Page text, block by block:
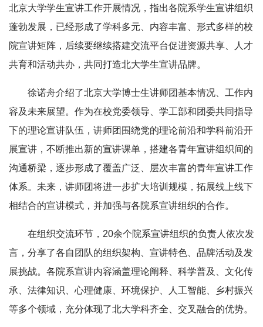
北京大学学生宣讲工作开展情况，指出各院系学生宣讲组织
蓬勃发展，已经形成了学科多元、内容丰富、形式多样的校
院宣讲矩阵，后续要继续搭建交流平台促进资源共享、人才
共育和活动共办，共同打造北大学生宣讲品牌。
徐诺舟介绍了北京大学博士生讲师团基本情况、工作内
容及未来展望。作为在校党委领导、学工部和团委共同指导
下的理论宣讲队伍，讲师团围绕党的理论前沿和学科前沿开
展宣讲，不断推出新的宣讲课单，搭建各青年宣讲组织间的
沟通桥梁，逐步形成了覆盖广泛、层次丰富的青年宣讲工作
体系。未来，讲师团将进一步扩大培训规模，拓展线上线下
相结合的宣讲模式，并加强与各院系宣讲组织的合作。
在组织交流环节，20余个院系宣讲组织的负责人依次发
言，分享了各自团队的组织架构、宣讲特色、品牌活动及发
展挑战。各院系宣讲内容涵盖理论阐释、科学普及、文化传
承、法律知识、心理健康、环境保护、人工智能、乡村振兴
等多个领域，充分体现了北大学科齐全、交叉融合的优势。